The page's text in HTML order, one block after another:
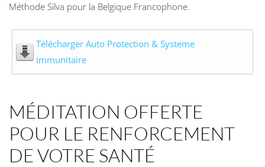
Méthode Silva pour la Belgique Francophone.
Télécharger Auto Protection & Systeme
immunitaire
MÉDITATION OFFERTE
POUR LE RENFORCEMENT
DE VOTRE SANTÉ